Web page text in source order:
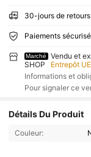
30-jours de
Paiements
Marché
Vendu et
SHOP
Entrepôt UE
Informations et
Pour signaler ce
Détails Du Produit
Couleur: